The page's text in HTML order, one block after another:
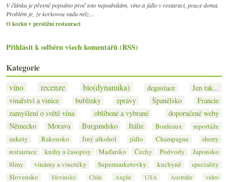
V článku je přesně popsáno proč toto nepodnikám, víno a jídlo v restaraci, pouze doma.
Problém je, že korkovou vadu nelz…
O korku v prestižní restauraci
Přihlásit k odběru všech komentářů (RSS)
Kategorie
víno recenze bio(dynamika) degustace
Jen tak...
vinařství a vinice
bublinky zprávy Španělsko
Francie
zamyšlení o světě vína
oblíbené a vybrané
doporučené weby
Německo
Morava Burgundsko Itálie Bordeaux
reportáže
ankety
Rakousko Jiný alkohol jídlo Champagne
sherry
restaurace
knihy a časopisy Maďarsko Čechy Podvody
Japonsko
filmy
vinárny a vinotéky Supermarketovky kuchyně
speciality
Slovensko
Slovinsko Chile Anglie USA Austrálie video